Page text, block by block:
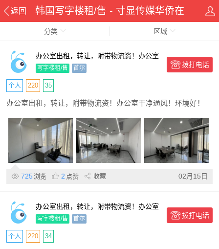
返回 韩国写字楼租/售 - 寸显传媒华侨在
分类 区域
办公室出租，转让，附带物流资！办公室
干净通风！环境好！
写字楼租/售 首尔 拨打电话
个人 220 35
办公室出租，转让，附带物流资！办公室干净通风！环境好！
725 浏览 2 点赞 收藏 02月15日
办公室出租，转让，附带物流资！办公室
干净通风！
写字楼租/售 首尔 拨打电话
个人 220 34